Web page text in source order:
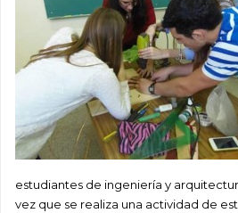
estudiantes de ingeniería y
vez que se realiza una actividad de